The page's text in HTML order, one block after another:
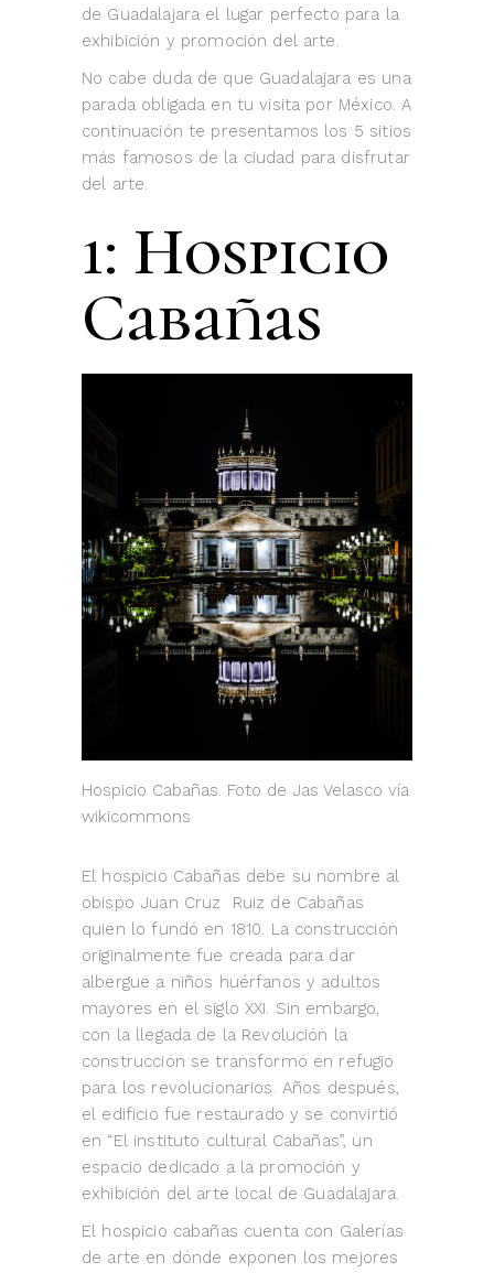
de Guadalajara el lugar perfecto para la
exhibición y promoción del arte.
No cabe duda de que Guadalajara es una
parada obligada en tu visita por México. A
continuación te presentamos los 5 sitios
más famosos de la ciudad para disfrutar
del arte.
1: Hospicio
Cabañas
Hospicio Cabañas. Foto de Jas Velasco vía
wikicommons
El hospicio Cabañas debe su nombre al
obispo Juan Cruz Ruiz de Cabañas
quien lo fundó en 1810. La construcción
originalmente fue creada para dar
albergue a niños huérfanos y adultos
mayores en el siglo XXI. Sin embargo,
con la llegada de la Revolución la
construcción se transformó en refugio
para los revolucionarios. Años después,
el edificio fue restaurado y se convirtió
en “El instituto cultural Cabañas”, un
espacio dedicado a la promoción y
exhibición del arte local de Guadalajara.
El hospicio cabañas cuenta con Galerías
de arte en dónde exponen los mejores